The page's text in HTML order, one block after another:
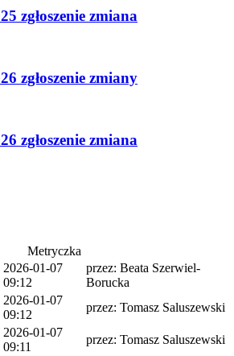
zgłoszenie zmiana
zgłoszenie zmiany
zgłoszenie zmiana
Metryczka
2026-01-07
09:12
przez: Beata Szerwiel-
Borucka
2026-01-07
09:12
przez: Tomasz Saluszewski
2026-01-07
09:11
przez: Tomasz Saluszewski